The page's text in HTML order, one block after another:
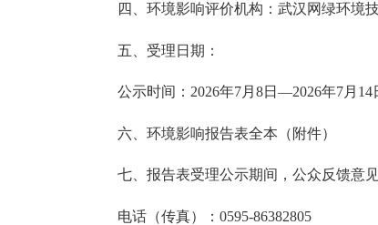
四、环境影响评价机构：武汉网绿环境
五、受理日期：
公示时间： 2026年7月8日—2026年7月14
六、环境影响报告表全本（附件）
七、报告表受理公示期间，公众反馈意
电话（传真）： 0595-86382805